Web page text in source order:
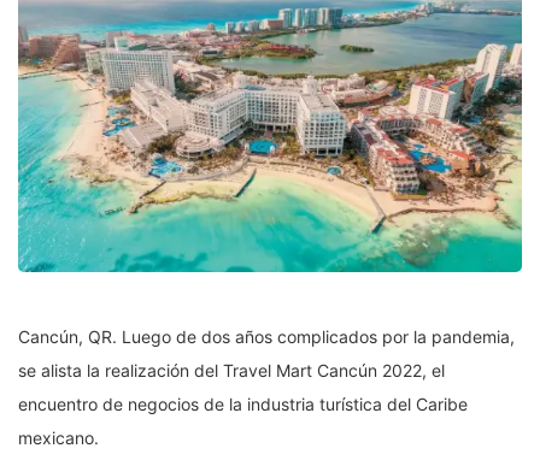
Cancún, QR. Luego de dos años complicados por la pandemia,
se alista la realización del Travel Mart Cancún 2022, el
encuentro de negocios de la industria turística del Caribe
mexicano.